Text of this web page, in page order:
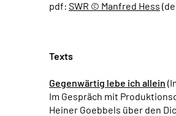
pdf: SWR © Manfred Hess
Texts
Gegenwärtig lebe ich allein
Im Gespräch mit
Heiner Goebbels über den